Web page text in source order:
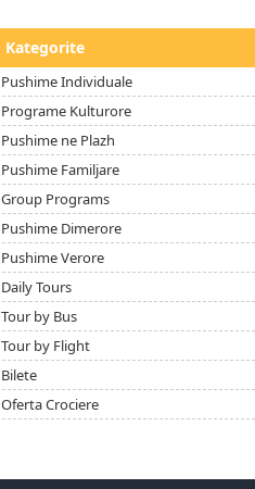
Kategorite
Pushime Individuale
Programe Kulturore
Pushime ne Plazh
Pushime Familjare
Group Programs
Pushime Dimerore
Pushime Verore
Daily Tours
Tour by Bus
Tour by Flight
Bilete
Oferta Crociere